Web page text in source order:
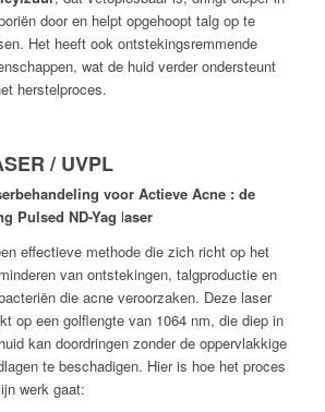
door en helpt opgehoopt talg op te
Het heeft ook ontstekingsremmende
wat de huid verder ondersteunt
herstelproces.
/ UVPL
voor Actieve Acne : de
Pulsed ND-Yag laser
effectieve methode die zich richt op het
van ontstekingen, talgproductie en
die acne veroorzaken. Deze laser
op een golflengte van 1064 nm, die diep in
kan doordringen zonder de oppervlakkige
te beschadigen. Hier is hoe het proces
werk gaat: